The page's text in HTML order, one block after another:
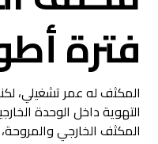
فترة
المكثف له عمر تشغيلي، لكنه
التهوية داخل الوحدة
المكثف الخارجي